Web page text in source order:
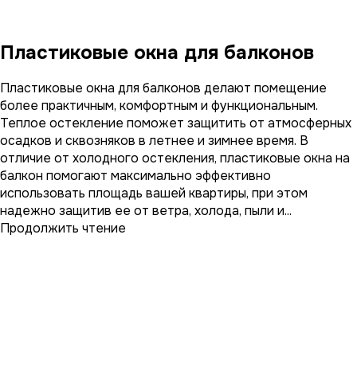
Пластиковые окна для балконов
Пластиковые окна для балконов делают помещение
более практичным, комфортным и функциональным.
Теплое остекление поможет защитить от атмосферных
осадков и сквозняков в летнее и зимнее время. В
отличие от холодного остекления, пластиковые окна на
балкон помогают максимально эффективно
использовать площадь вашей квартиры, при этом
надежно защитив ее от ветра, холода, пыли и...
Продолжить чтение